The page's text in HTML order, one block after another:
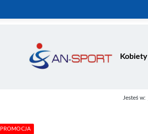
Kobiety
Jesteś w:
PROMOCJA